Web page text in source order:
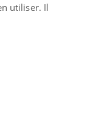
utiliser. Il